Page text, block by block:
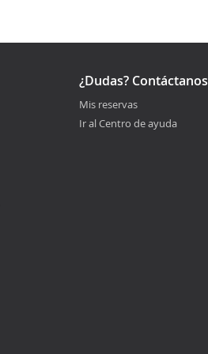
¿Dudas? Contáctanos
Mis reservas
Ir al Centro de ayuda